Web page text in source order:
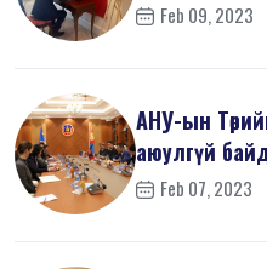
Feb 09, 2023
АНУ-ын
аюулгүй
Feb 07, 2023